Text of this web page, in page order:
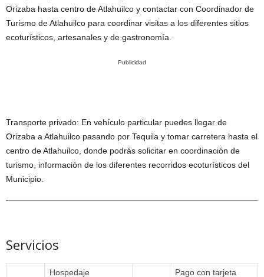
Orizaba hasta centro de Atlahuilco y contactar con Coordinador de
Turismo de Atlahuilco para coordinar visitas a los diferentes sitios
ecoturísticos, artesanales y de gastronomía.
Publicidad
Transporte privado: En vehículo particular puedes llegar de
Orizaba a Atlahuilco pasando por Tequila y tomar carretera hasta el
centro de Atlahuilco, donde podrás solicitar en coordinación de
turismo, información de los diferentes recorridos ecoturísticos del
Municipio.
Servicios
Hospedaje Pago con tarjeta